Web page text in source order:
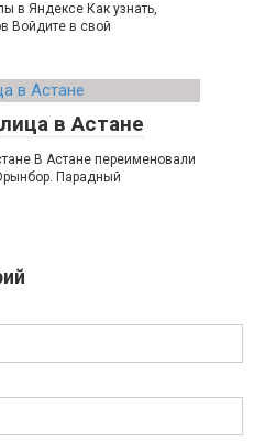
в Яндексе Как узнать,
Войдите в свой
в Астане
В Астане переименовали
Парадный